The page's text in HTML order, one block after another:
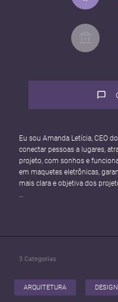
Eu sou Amanda Letícia, CEO
conectar pessoas a lugares,
projeto, com sonhos e
em maquetes eletrônicas,
mais clara e objetiva dos
trabalhei enquanto acadêmica
aprendendo a cozinhar... e
caminho, diante de todas as
3 Categorias
ARQUITETURA